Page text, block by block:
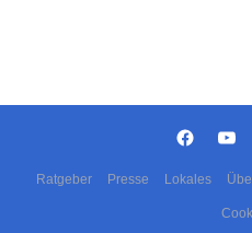
Ratgeber Presse Lokales